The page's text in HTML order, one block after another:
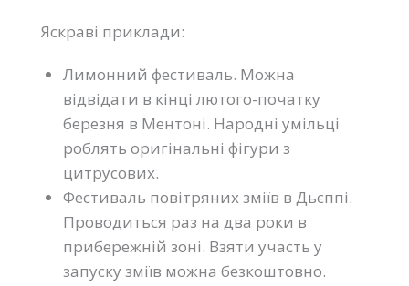
Яскраві приклади:
Лимонний фестиваль. Можна
відвідати в кінці лютого-початку
березня в Ментоні. Народні умільці
роблять оригінальні фігури з
цитрусових.
Фестиваль повітряних зміїв в Дьєппі.
Проводиться раз на два роки в
прибережній зоні. Взяти участь у
запуску зміїв можна безкоштовно.